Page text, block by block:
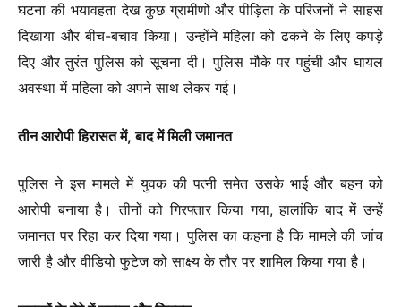
घटना की भयावहता देख कुछ ग्रामीणों और पीड़िता के परिजनों ने साहस
दिखाया और बीच-बचाव किया। उन्होंने महिला को ढकने के लिए कपड़े
दिए और तुरंत पुलिस को सूचना दी। पुलिस मौके पर पहुंची और घायल
अवस्था में महिला को अपने साथ लेकर गई।
तीन आरोपी हिरासत में, बाद में मिली जमानत
पुलिस ने इस मामले में युवक की पत्नी समेत उसके भाई और बहन को
आरोपी बनाया है। तीनों को गिरफ्तार किया गया, हालांकि बाद में उन्हें
जमानत पर रिहा कर दिया गया। पुलिस का कहना है कि मामले की जांच
जारी है और वीडियो फुटेज को साक्ष्य के तौर पर शामिल किया गया है।